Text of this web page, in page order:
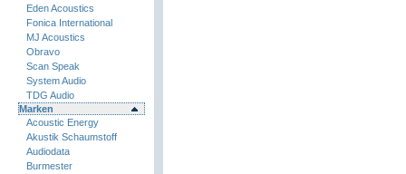
Eden Acoustics
Fonica International
MJ Acoustics
Obravo
Scan Speak
System Audio
TDG Audio
Marken
Acoustic Energy
Akustik Schaumstoff
Audiodata
Burmester